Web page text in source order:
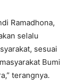
Ramadhona,
selalu
sesuai
Bumi
terangnya.